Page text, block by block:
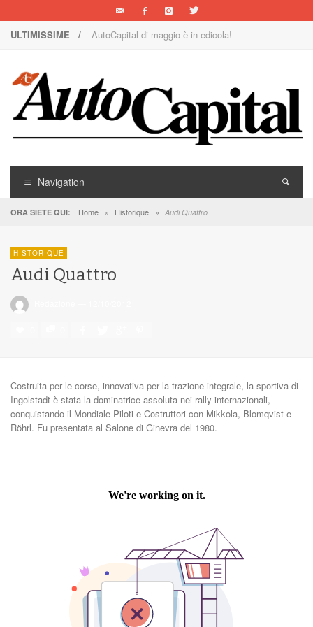
ULTIMISSIME / AutoCapital di maggio è in edicola!
1000 Miglia: un team rosa sulla rossa
Il Concorso Villa d’Este è ai nastri di partenza
I SUV Premium Omoda & Jaecoo
AutoCapital di marzo è in edicola!
Navigation
ORA SIETE QUI: Home » Historique » Audi Quattro
HISTORIQUE
Audi Quattro
Costruita per le corse, innovativa per la trazione integrale, la sportiva di
Ingolstadt è stata la dominatrice assoluta nei rally internazionali,
conquistando il Mondiale Piloti e Costruttori con Mikkola, Blomqvist e
Röhrl. Fu presentata al Salone di Ginevra del 1980.